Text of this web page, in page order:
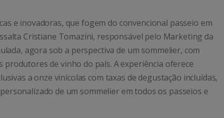
e inovadoras, que fogem do convencional passeio em
Cristiane Tomazini, responsável pelo Marketing da
agora sob a perspectiva de um sommelier, com
de vinho do país. A experiência oferece
a onze vinícolas com taxas de degustação incluídas,
de um sommelier em todos os passeios e